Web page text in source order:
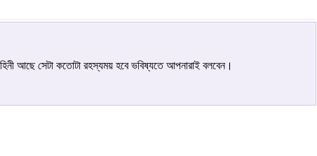
আছে সেটা কতোটা রহস্যময় হবে ভবিষ্যতে আপনারাই বলবেন।